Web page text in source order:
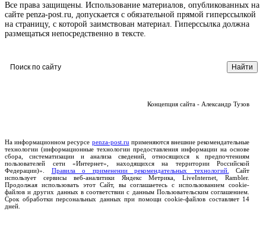
Все права защищены. Использование материалов, опубликованных на
сайте penza-post.ru, допускается с обязательной прямой гиперссылкой
на страницу, с которой заимствован материал. Гиперссылка должна
размещаться непосредственно в тексте.
Концепция сайта - Александр Тузов
На информационном ресурсе penza-post.ru применяются внешние рекомендательные
технологии (информационные технологии предоставления информации на основе
сбора, систематизации и анализа сведений, относящихся к предпочтениям
пользователей сети «Интернет», находящихся на территории Российской
Федерации)». Правила о применении рекомендательных технологий.
Сайт
использует сервисы веб-аналитики Яндекс Метрика, LiveInternet, Rambler.
Продолжая использовать этот Сайт, вы соглашаетесь с использованием cookie-
файлов и других данных в соответствии с данным Пользовательским соглашением.
Срок обработки персональных данных при помощи cookie-файлов составляет 14
дней.